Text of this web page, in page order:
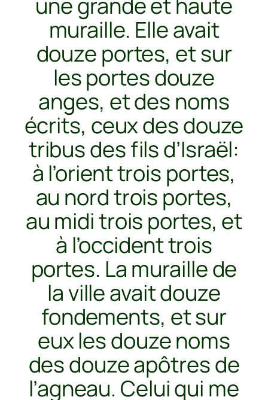
une grande et haute
muraille. Elle avait
douze portes, et sur
les portes douze
anges, et des noms
écrits, ceux des douze
tribus des fils d’Israël:
à l’orient trois portes,
au nord trois portes,
au midi trois portes, et
à l’occident trois
portes. La muraille de
la ville avait douze
fondements, et sur
eux les douze noms
des douze apôtres de
l’agneau. Celui qui me